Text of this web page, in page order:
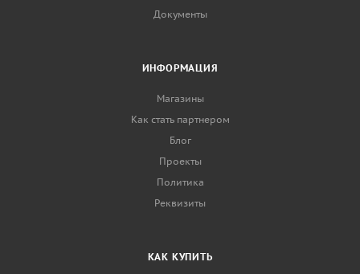
Документы
ИНФОРМАЦИЯ
Магазины
Как стать партнером
Блог
Проекты
Политика
Реквизиты
КАК КУПИТЬ